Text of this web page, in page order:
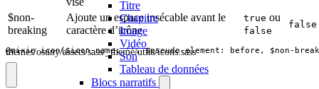
Titre
Chapitre
Image
Vidéo
Son
Tableau de données
Blocs narratifs
$non-
breaking
Ajoute un espace insécable avant le
caractère d’icône
true ou
false
false
themes/osuny/assets/sass/_theme/utils/icons.sass
@mixin icon($icon-name: '', $pseudo-element: before, $non-